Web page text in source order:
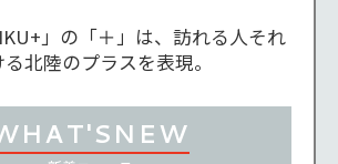
」の「＋」は、訪れる人それ
北陸のプラスを表現。
NEW